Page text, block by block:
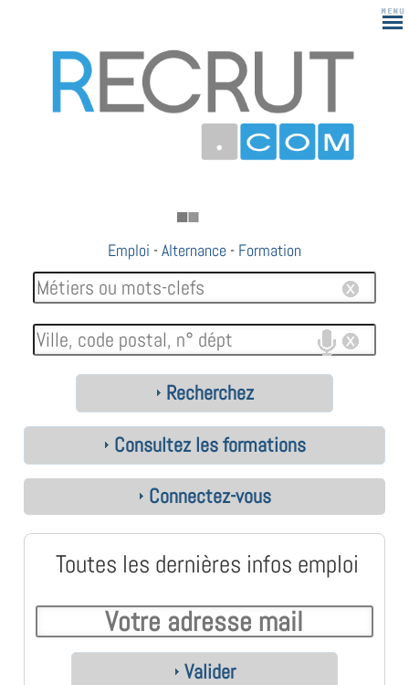
Emploi -Alternance - Formation
Recherchez
Consultez les formations
Connectez-vous
Toutes les dernières infos emploi
Valider